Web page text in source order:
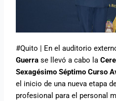
#Quito | En el auditorio
Guerra se llevó a cabo la
Sexagésimo Séptimo Curso
el inicio de una nueva etapa
profesional para el personal